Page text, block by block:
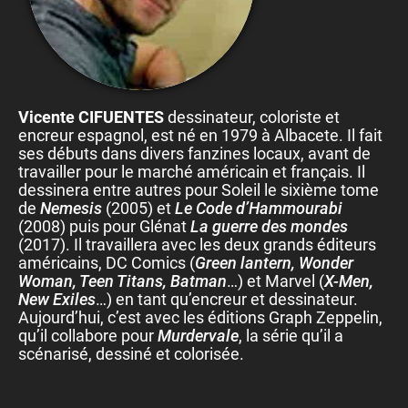
Vicente CIFUENTES dessinateur, coloriste et
encreur espagnol, est né en 1979 à Albacete. Il fait
ses débuts dans divers fanzines locaux, avant de
travailler pour le marché américain et français. Il
dessinera entre autres pour Soleil le sixième tome
de Nemesis (2005) et Le Code d’Hammourabi
(2008) puis pour Glénat La guerre des mondes
(2017). Il travaillera avec les deux grands éditeurs
américains, DC Comics (Green lantern, Wonder
Woman, Teen Titans, Batman…) et Marvel (X-Men,
New Exiles…) en tant qu’encreur et dessinateur.
Aujourd’hui, c’est avec les éditions Graph Zeppelin,
qu’il collabore pour Murdervale, la série qu’il a
scénarisé, dessiné et colorisée.